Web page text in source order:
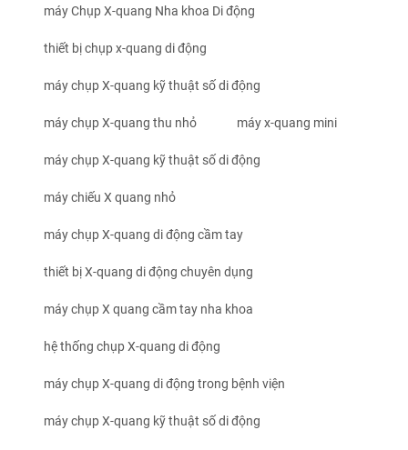
máy Chụp X-quang Nha khoa Di động
thiết bị chụp x-quang di động
máy chụp X-quang kỹ thuật số di động
máy chụp X-quang thu nhỏ máy x-quang mini
máy chụp X-quang kỹ thuật số di động
máy chiếu X quang nhỏ
máy chụp X-quang di động cầm tay
thiết bị X-quang di động chuyên dụng
máy chụp X quang cầm tay nha khoa
hệ thống chụp X-quang di động
máy chụp X-quang di động trong bệnh viện
máy chụp X-quang kỹ thuật số di động